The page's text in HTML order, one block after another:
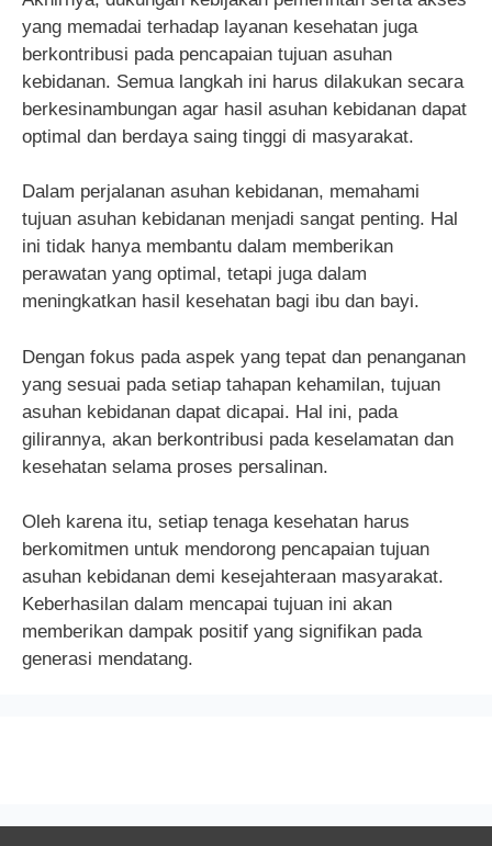
yang memadai terhadap layanan kesehatan juga
berkontribusi pada pencapaian tujuan asuhan
kebidanan. Semua langkah ini harus dilakukan secara
berkesinambungan agar hasil asuhan kebidanan dapat
optimal dan berdaya saing tinggi di masyarakat.
Dalam perjalanan asuhan kebidanan, memahami
tujuan asuhan kebidanan menjadi sangat penting. Hal
ini tidak hanya membantu dalam memberikan
perawatan yang optimal, tetapi juga dalam
meningkatkan hasil kesehatan bagi ibu dan bayi.
Dengan fokus pada aspek yang tepat dan penanganan
yang sesuai pada setiap tahapan kehamilan, tujuan
asuhan kebidanan dapat dicapai. Hal ini, pada
gilirannya, akan berkontribusi pada keselamatan dan
kesehatan selama proses persalinan.
Oleh karena itu, setiap tenaga kesehatan harus
berkomitmen untuk mendorong pencapaian tujuan
asuhan kebidanan demi kesejahteraan masyarakat.
Keberhasilan dalam mencapai tujuan ini akan
memberikan dampak positif yang signifikan pada
generasi mendatang.